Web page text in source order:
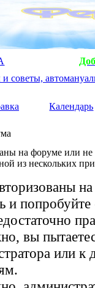
Календарь
на форуме или не
из нескольких
и
вы
или